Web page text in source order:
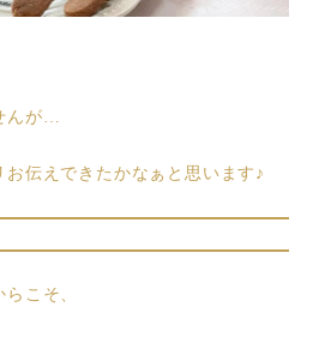
んが…
伝えできたかなぁと思います♪
こそ、